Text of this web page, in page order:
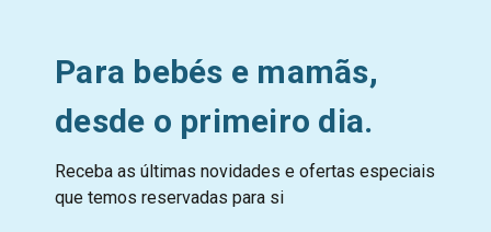
Para bebés e mamãs,
desde o primeiro dia.
Receba as últimas novidades e ofertas especiais
que temos reservadas para si